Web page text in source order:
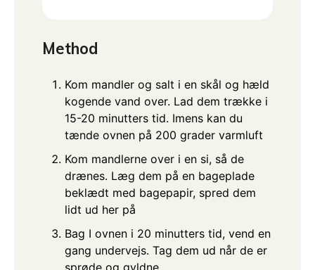
Method
Kom mandler og salt i en skål og hæld
kogende vand over. Lad dem trække i
15-20 minutters tid. Imens kan du
tænde ovnen på 200 grader varmluft
Kom mandlerne over i en si, så de
drænes. Læg dem på en bageplade
beklædt med bagepapir, spred dem
lidt ud her på
Bag I ovnen i 20 minutters tid, vend en
gang undervejs. Tag dem ud når de er
sprøde og gyldne